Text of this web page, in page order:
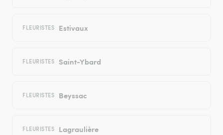
FLEURISTES Estivaux
FLEURISTES Saint-Ybard
FLEURISTES Beyssac
FLEURISTES Lagraulière